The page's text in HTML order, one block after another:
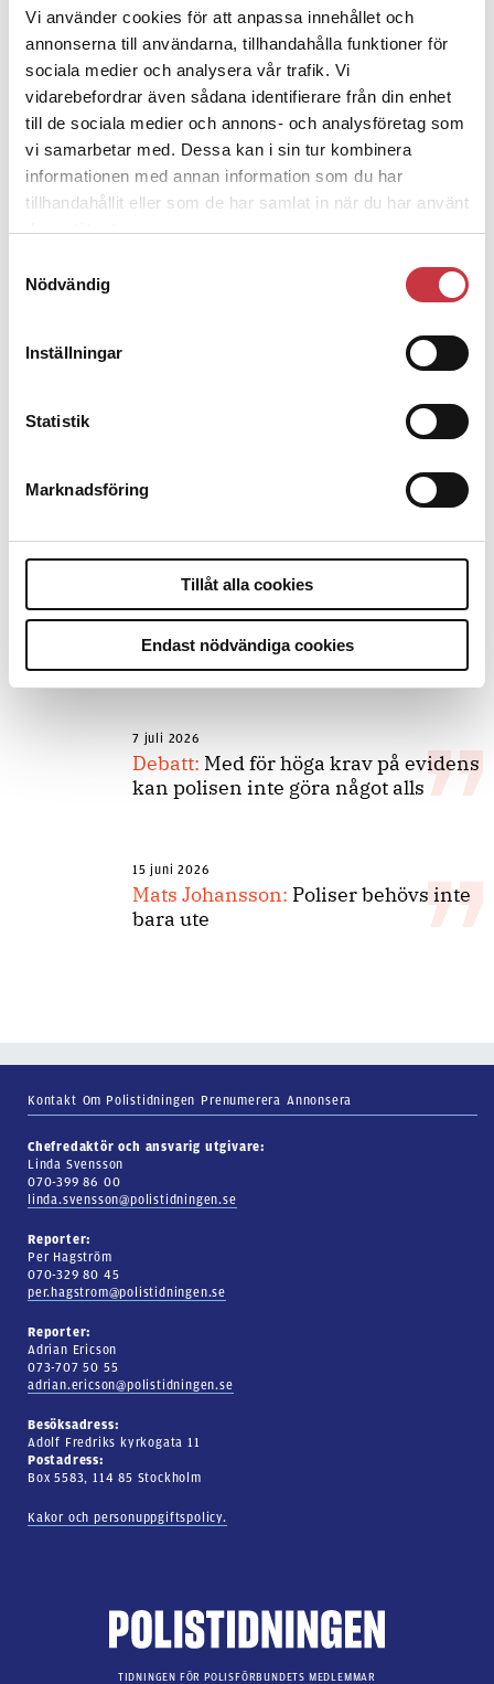
Vi använder cookies för att anpassa innehållet och
annonserna till användarna, tillhandahålla funktioner för
sociala medier och analysera vår trafik. Vi
vidarebefordrar även sådana identifierare från din enhet
till de sociala medier och annons- och analysföretag som
vi samarbetar med. Dessa kan i sin tur kombinera
informationen med annan information som du har
tillhandahållit eller som de har samlat in när du har använt
deras tjänster.
Nödvändig
Inställningar
Statistik
Marknadsföring
Tillåt alla cookies
Endast nödvändiga cookies
1 juni 2026
Jens Mårtensson:Snart 20 år i tjänst
– nu ska han lära sig grunderna
4 juni 2026
kunskapsstyrning – inte om
8 juli 2026
bakbinder polisen
7 juli 2026
Debatt: Med för höga krav på evidens
kan polisen inte göra något alls
15 juni 2026
Mats Johansson: Poliser behövs inte
bara ute
Kontakt Om Polistidningen Prenumerera Annonsera
Chefredaktör och ansvarig utgivare:
Linda Svensson
070-399 86 00
linda.svensson@polistidningen.se
Reporter:
Per Hagström
070-329 80 45
per.hagstrom@polistidningen.se
Reporter:
Adrian Ericson
073-707 50 55
adrian.ericson@polistidningen.se
Besöksadress:
Adolf Fredriks kyrkogata 11
Postadress:
Box 5583, 114 85 Stockholm
Kakor och personuppgiftspolicy.
TIDNINGEN FÖR POLISFÖRBUNDETS MEDLEMMAR